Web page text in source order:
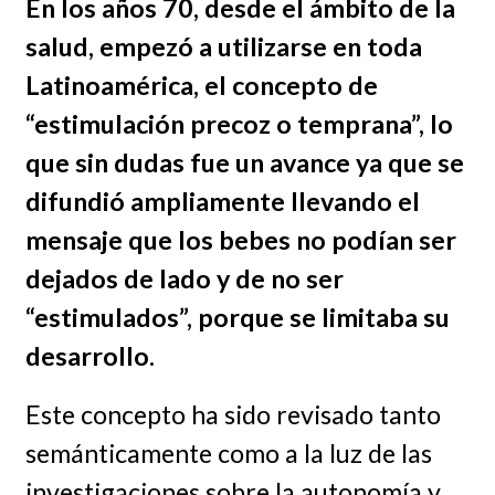
En los años 70, desde el ámbito de la
salud, empezó a utilizarse en toda
Latinoamérica, el concepto de
“estimulación precoz o temprana”, lo
que sin dudas fue un avance ya que se
difundió ampliamente llevando el
mensaje que los bebes no podían ser
dejados de lado y de no ser
“estimulados”, porque se limitaba su
desarrollo.
Este concepto ha sido revisado tanto
semánticamente como a la luz de las